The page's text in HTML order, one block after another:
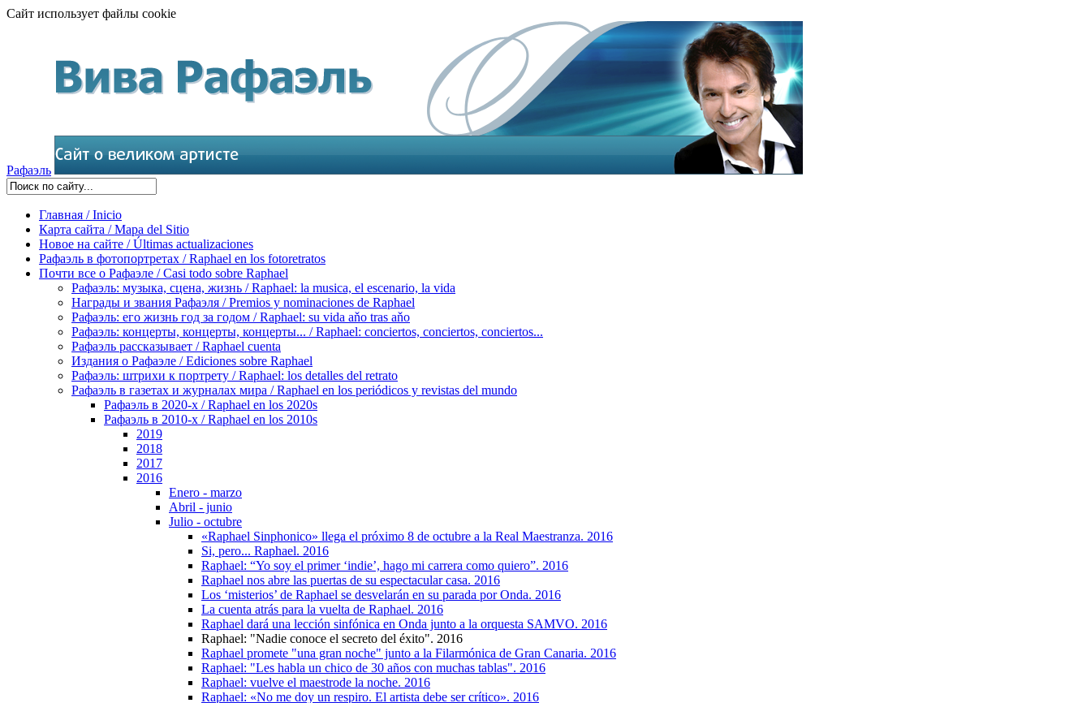
Сайт использует файлы cookie
Рафаэль
Главная / Inicio
Карта сайта / Mapa del Sitio
Новое на сайте / Últimas actualizaciones
Рафаэль в фотопортретах / Raphael en los fotoretratos
Почти все о Рафаэле / Casi todo sobre Raphael
Рафаэль: музыка, сцена, жизнь / Raphael: la musica, el escenario, la vida
Награды и звания Рафаэля / Premios y nominaciones de Raphael
Рафаэль: его жизнь год за годом / Raphael: su vida aňo tras aňo
Рафаэль: концерты, концерты, концерты... / Raphael: conciertos, сonciertos, сonciertos...
Рафаэль рассказывает / Raphael cuenta
Издания о Рафаэле / Ediciones sobre Raphael
Рафаэль: штрихи к портрету / Raphael: los detalles del retrato
Рафаэль в газетах и журналах мира / Raphael en los periódicos y revistas del mundo
Рафаэль в 2020-х / Raphael en los 2020s
Рафаэль в 2010-х / Raphael en los 2010s
2019
2018
2017
2016
Enero - marzo
Abril - junio
Julio - octubre
«Raphael Sinphonico» llega el próximo 8 de octubre a la Real Maestranza. 2016
Si, pero... Raphael. 2016
Raphael: “Yo soy el primer ‘indie’, hago mi carrera como quiero”. 2016
Raphael nos abre las puertas de su espectacular casa. 2016
Los ‘misterios’ de Raphael se desvelarán en su parada por Onda. 2016
La cuenta atrás para la vuelta de Raphael. 2016
Raphael dará una lección sinfónica en Onda junto a la orquesta SAMVO. 2016
Raphael: "Nadie conoce el secreto del éxito". 2016
Raphael promete "una gran noche" junto a la Filarmónica de Gran Canaria. 2016
Raphael: "Les habla un chico de 30 años con muchas tablas". 2016
Raphael: vuelve el maestrode la noche. 2016
Raphael: «No me doy un respiro. El artista debe ser crítico». 2016